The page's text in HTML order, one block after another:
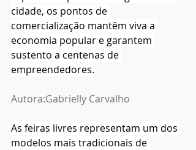
cidade, os pontos de
comercialização mantêm viva a
economia popular e garantem
sustento a centenas de
empreendedores.
Autora:Gabrielly Carvalho
As feiras livres representam um dos
modelos mais tradicionais de